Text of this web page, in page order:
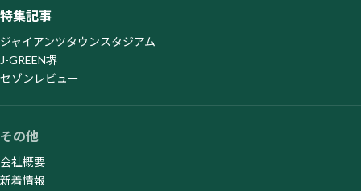
特集記事
ジャイアンツタウンスタジアム
J-GREEN堺
セゾンレビュー
その他
会社概要
新着情報